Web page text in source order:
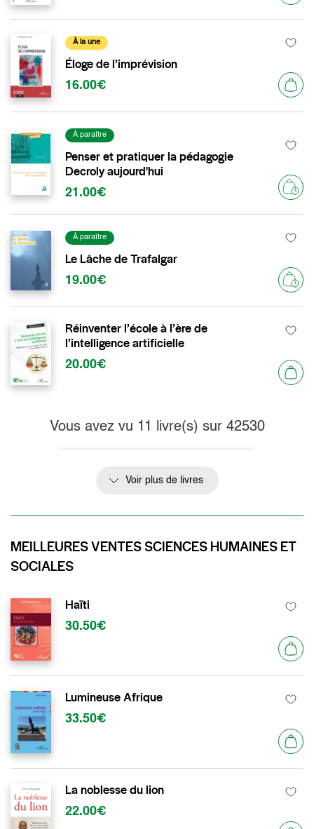
À la une
Éloge de l’imprévision
16.00€
À paraître
Penser et pratiquer la pédagogie
Decroly aujourd'hui
21.00€
À paraître
Le Lâche de Trafalgar
19.00€
Réinventer l’école à l’ère de
l’intelligence artificielle
20.00€
Vous avez vu 11 livre(s) sur 42530
Voir plus de livres
MEILLEURES VENTES SCIENCES HUMAINES ET
SOCIALES
Haïti
30.50€
Lumineuse Afrique
33.50€
La noblesse du lion
22.00€